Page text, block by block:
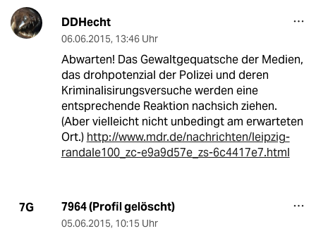
DDHecht
06.06.2015, 13:46 Uhr
Abwarten! Das Gewaltgequatsche der Medien,
das drohpotenzial der Polizei und deren
Kriminalisirungsversuche werden eine
entsprechende Reaktion nachsich ziehen.
(Aber vielleicht nicht unbedingt am erwarteten
Ort.) http://www.mdr.de/nachrichten/leipzig-
randale100_zc-e9a9d57e_zs-6c4417e7.html
7G 7964 (Profil gelöscht)
05.06.2015, 10:15 Uhr